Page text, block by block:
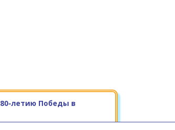
летию Победы в